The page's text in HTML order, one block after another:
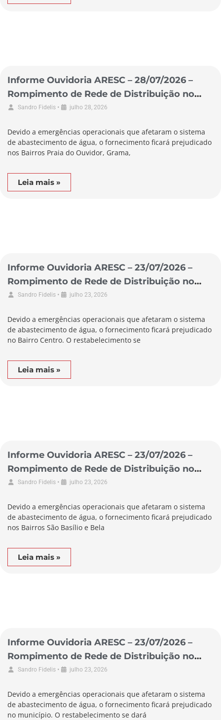
Informe Ouvidoria ARESC – 28/07/2026 –
Rompimento de Rede de Distribuição no
Município de Garopaba
Sandro Fidelis • julho 28, 2026
Devido a emergências operacionais que afetaram o sistema
de abastecimento de água, o fornecimento ficará prejudicado
nos Bairros Praia do Ouvidor, Grama,
Leia mais »
Informe Ouvidoria ARESC – 23/07/2026 –
Rompimento de Rede de Distribuição no
Município de Biguaçu
Sandro Fidelis • julho 23, 2026
Devido a emergências operacionais que afetaram o sistema
de abastecimento de água, o fornecimento ficará prejudicado
no Bairro Centro. O restabelecimento se
Leia mais »
Informe Ouvidoria ARESC – 23/07/2026 –
Rompimento de Rede de Distribuição no
Município de Braço do Norte
Sandro Fidelis • julho 23, 2026
Devido a emergências operacionais que afetaram o sistema
de abastecimento de água, o fornecimento ficará prejudicado
nos Bairros São Basílio e Bela
Leia mais »
Informe Ouvidoria ARESC – 23/07/2026 –
Rompimento de Rede de Distribuição no
Município de São Lourenço do Oeste
Sandro Fidelis • julho 23, 2026
Devido a emergências operacionais que afetaram o sistema
de abastecimento de água, o fornecimento ficará prejudicado
no município. O restabelecimento se dará